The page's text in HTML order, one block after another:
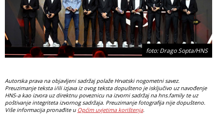
foto: Drago Sopta/HNS
Autorska prava na objavljeni sadržaj polaže Hrvatski nogometni savez.
Preuzimanje teksta i/ili izjava iz ovog teksta dopušteno je isključivo uz navođenje
HNS-a kao izvora uz direktnu poveznicu na izvorni sadržaj na hns.family te uz
poštivanje integriteta izvornog sadržaja. Preuzimanje fotografija nije dopušteno.
Više informacija pronađite u Općim uvjetima korištenja.